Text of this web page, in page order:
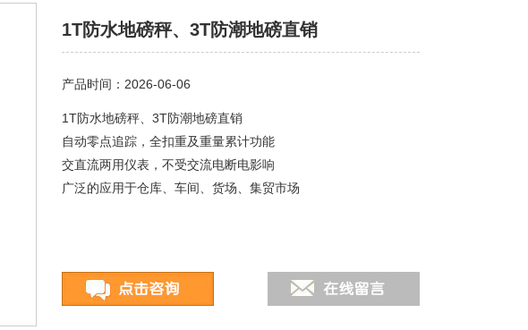
1T防水地磅秤、3T防潮地磅直销
产品时间：2026-06-06
1T防水地磅秤、3T防潮地磅直销
自动零点追踪，全扣重及重量累计功能
交直流两用仪表，不受交流电断电影响
广泛的应用于仓库、车间、货场、集贸市场